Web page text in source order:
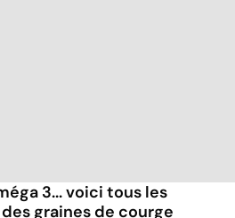
3... voici tous les
graines de courge